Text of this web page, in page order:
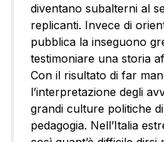
diventano subalterni al
replicanti. Invece di
pubblica la inseguono
testimoniare una storia
Con il risultato di far
l’interpretazione degli
grandi culture politiche
pedagogia. Nell’Italia